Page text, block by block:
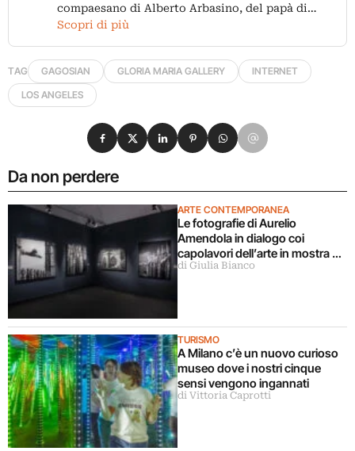
compaesano di Alberto Arbasino, del papà di…
Scopri di più
TAG GAGOSIAN GLORIA MARIA GALLERY
INTERNET
LOS ANGELES
Da non perdere
ARTE CONTEMPORANEA
Le fotografie di Aurelio
Amendola in dialogo coi
capolavori dell’arte in mostra a
Milano
di Giulia Bianco
TURISMO
A Milano c’è un nuovo curioso
museo dove i nostri cinque
sensi vengono ingannati
di Vittoria Caprotti
Condividi su Facebook
Condividi su X
Condividi su LinkedIn
Condividi su Pinterest
Condividi su WhatsApp
Condividi su Email